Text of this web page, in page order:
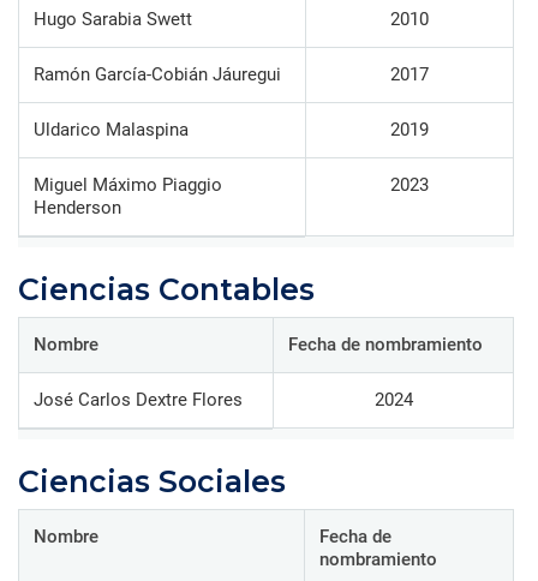
Hugo Sarabia Swett 2010
Ramón García-Cobián Jáuregui 2017
Uldarico Malaspina 2019
Miguel Máximo Piaggio
Henderson
2023
Ciencias Contables
Nombre Fecha de nombramiento
José Carlos Dextre Flores 2024
Ciencias Sociales
Nombre
Fecha de
nombramiento